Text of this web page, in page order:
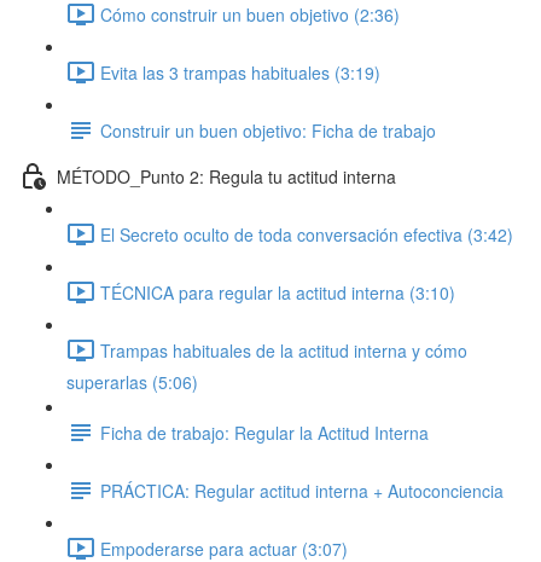
Cómo construir un buen objetivo (2:36)
Evita las 3 trampas habituales (3:19)
Construir un buen objetivo: Ficha de trabajo
MÉTODO_Punto 2: Regula tu actitud interna
El Secreto oculto de toda conversación efectiva (3:42)
TÉCNICA para regular la actitud interna (3:10)
Trampas habituales de la actitud interna y cómo
superarlas (5:06)
Ficha de trabajo: Regular la Actitud Interna
PRÁCTICA: Regular actitud interna + Autoconciencia
Empoderarse para actuar (3:07)